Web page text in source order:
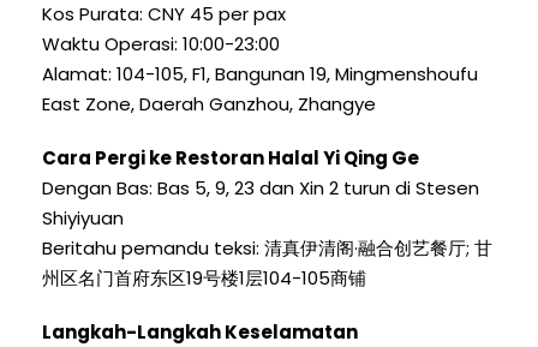
Kos Purata: CNY 45 per pax
Waktu Operasi: 10:00-23:00
Alamat: 104-105,F1, Bangunan 19,Mingmenshoufu
East Zone, Daerah Ganzhou, Zhangye
Cara Pergi ke Restoran Halal Yi Qing Ge
Dengan Bas: Bas 5, 9, 23 dan Xin 2 turun di Stesen
Shiyiyuan
Beritahu pemandu teksi: 清真伊清阁·融合创艺餐厅; 甘
州区名门首府东区19号楼1层104-105商铺
Langkah-Langkah Keselamatan